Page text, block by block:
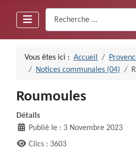
Vous êtes ici : Accueil
Notices communales (04)
Roumoules
Détails
Publié le : 3 Novembre 2023
Clics : 3603